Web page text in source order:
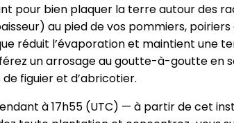
pour bien plaquer la terre autour des
au pied de vos pommiers,
réduit l’évaporation et maintient une
un arrosage au goutte-à-goutte en
figuier et d’abricotier.
à 17h55 (UTC) — à partir de cet